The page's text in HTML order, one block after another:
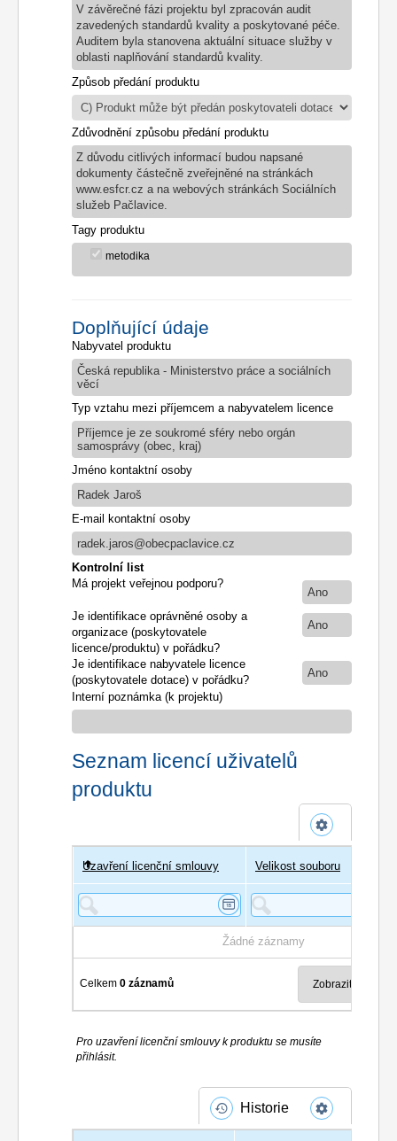
V závěrečné fázi projektu byl zpracován audit
zavedených standardů kvality a poskytované péče.
Auditem byla stanovena aktuální situace služby v
oblasti naplňování standardů kvality.
Způsob předání produktu
Zdůvodnění způsobu předání produktu
Z důvodu citlivých informací budou napsané
dokumenty částečně zveřejněné na stránkách
www.esfcr.cz a na webových stránkách Sociálních
služeb Pačlavice.
Tagy produktu
metodika
Doplňující údaje
Nabyvatel produktu
Česká republika - Ministerstvo práce a sociálních
věcí
Typ vztahu mezi příjemcem a nabyvatelem licence
Příjemce je ze soukromé sféry nebo orgán
samosprávy (obec, kraj)
Jméno kontaktní osoby
Radek Jaroš
E-mail kontaktní osoby
radek.jaros@obecpaclavice.cz
Kontrolní list
Má projekt veřejnou podporu?
Ano
Je identifikace oprávněné osoby a
organizace (poskytovatele
licence/produktu) v pořádku?
Ano
Je identifikace nabyvatele licence
(poskytovatele dotace) v pořádku?
Ano
Interní poznámka (k projektu)
Seznam licencí uživatelů
produktu
Uživatel
Uzavření licenční smlouvy Velikost souboru
Žádné záznamy
Celkem0 záznamů
Pro uzavření licenční smlouvy k produktu se musíte
přihlásit.
Historie